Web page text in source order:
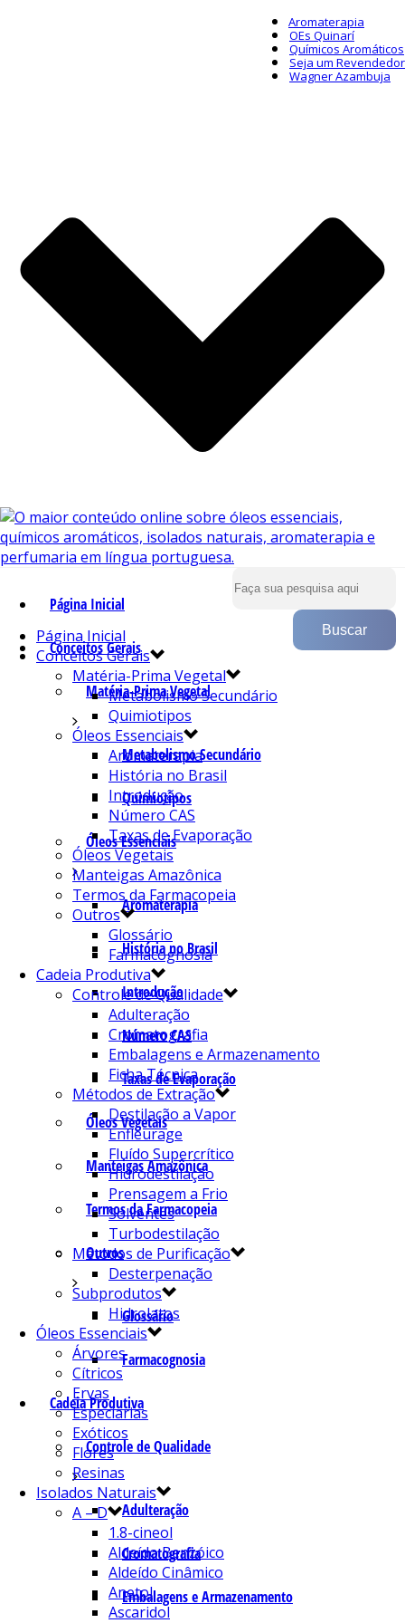
Aromaterapia
OEs Quinarí
Químicos Aromáticos
Seja um Revendedor
Wagner Azambuja
Página Inicial
Conceitos Gerais
Matéria-Prima Vegetal
Metabolismo Secundário
Quimiotipos
Óleos Essenciais
Aromaterapia
História no Brasil
Introdução
Número CAS
Taxas de Evaporação
Óleos Vegetais
Manteigas Amazônica
Termos da Farmacopeia
Outros
Glossário
Farmacognosia
Cadeia Produtiva
Controle de Qualidade
Adulteração
Cromatografia
Embalagens e Armazenamento
Página Inicial
Conceitos Gerais
Matéria-Prima Vegetal
Metabolismo Secundário
Quimiotipos
Óleos Essenciais
Aromaterapia
História no Brasil
Introdução
Número CAS
Taxas de Evaporação
Óleos Vegetais
Manteigas Amazônica
Termos da Farmacopeia
Outros
Glossário
Farmacognosia
Cadeia Produtiva
Controle de Qualidade
Adulteração
Cromatografia
Embalagens e Armazenamento
Ficha Técnica
Métodos de Extração
Destilação a Vapor
Enfleurage
Fluído Supercrítico
Hidrodestilação
Prensagem a Frio
Solventes
Turbodestilação
Métodos de Purificação
Desterpenação
Subprodutos
Hidrolatos
Óleos Essenciais
Árvores
Cítricos
Ervas
Especiarias
Exóticos
Flores
Resinas
Isolados Naturais
A – D
1.8-cineol
Aldeído Benzóico
Aldeído Cinâmico
Anetol
Ascaridol